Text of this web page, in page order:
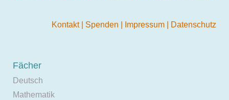
Kontakt Spenden Impressum Datenschutz
Fächer
Deutsch
Mathematik